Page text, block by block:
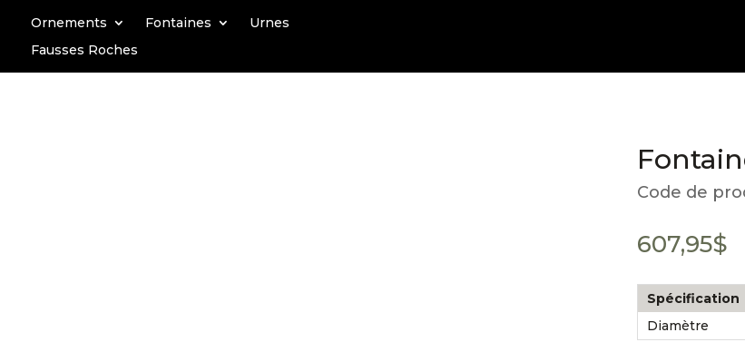
Ornements Fontaines
Urnes
Fausses Roches
Code de
607,95$
Spécification
Diamètre